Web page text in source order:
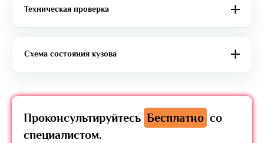
Техническая проверка
Схема состояния кузова
Проконсультируйтесь Бесплатно со
специалистом.